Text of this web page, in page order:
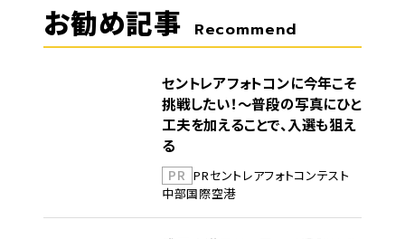
お勧め記事 Recommend
セントレアフォトコンに今年こそ
挑戦したい！～普段の写真にひと
工夫を加えることで、入選も狙え
る
PR PRセントレアフォトコンテスト
中部国際空港